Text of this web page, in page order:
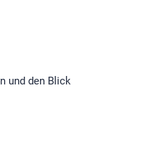
und den Blick